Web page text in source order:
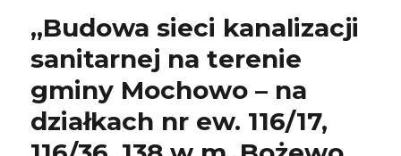
„Budowa sieci kanalizacji
sanitarnej na terenie
gminy Mochowo – na
działkach nr ew. 116/17,